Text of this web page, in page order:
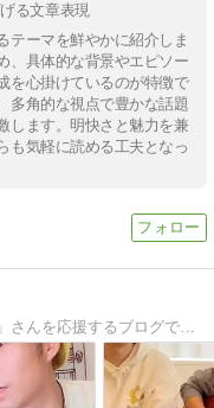
る文章表現
テーマを鮮やかに紹介しま
、具体的な背景やエピソー
を心掛けているのが特徴で
多角的な視点で豊かな話題
します。明快さと魅力を兼
も気軽に読める工夫となっ
シンガーソングライターの「根のシン」さんを応援するブログです。ライブ日時等の覚書として更新しています。よろしくお願いいたします。